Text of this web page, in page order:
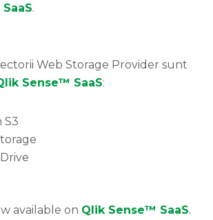
.
Web Storage Provider sunt
Sense™ SaaS:
S3
available on Qlik Sense™ SaaS.